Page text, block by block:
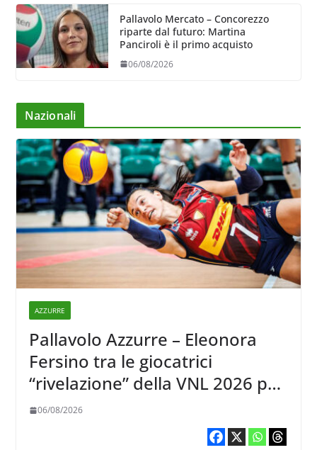
Pallavolo Mercato – Concorezzo
riparte dal futuro: Martina
Panciroli è il primo acquisto
06/08/2026
Nazionali
AZZURRE
Pallavolo Azzurre – Eleonora
Fersino tra le giocatrici
“rivelazione” della VNL 2026 per
Volleyball World
06/08/2026